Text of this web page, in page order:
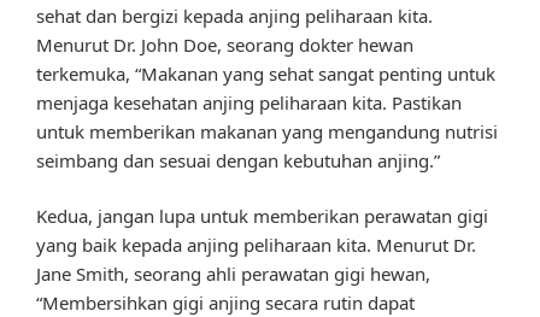
sehat dan bergizi kepada anjing peliharaan kita.
Menurut Dr. John Doe, seorang dokter hewan
terkemuka, “Makanan yang sehat sangat penting untuk
menjaga kesehatan anjing peliharaan kita. Pastikan
untuk memberikan makanan yang mengandung nutrisi
seimbang dan sesuai dengan kebutuhan anjing.”
Kedua, jangan lupa untuk memberikan perawatan gigi
yang baik kepada anjing peliharaan kita. Menurut Dr.
Jane Smith, seorang ahli perawatan gigi hewan,
“Membersihkan gigi anjing secara rutin dapat